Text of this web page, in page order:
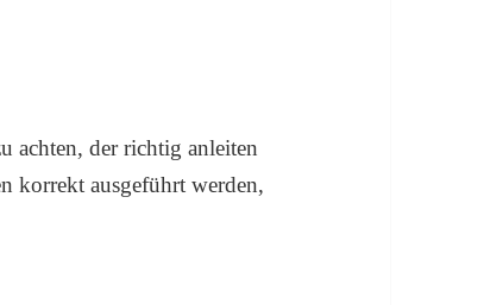
achten, der richtig anleiten
korrekt ausgeführt werden,